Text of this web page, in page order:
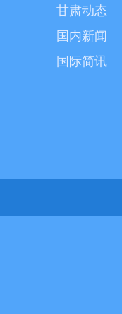
甘肃动态
国内新闻
国际简讯